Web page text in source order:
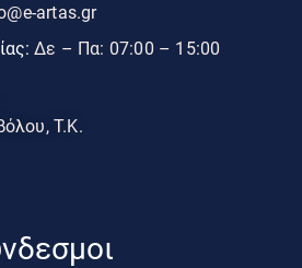
artas.gr
Δε – Πα: 07:00 – 15:00
Τ.Κ.